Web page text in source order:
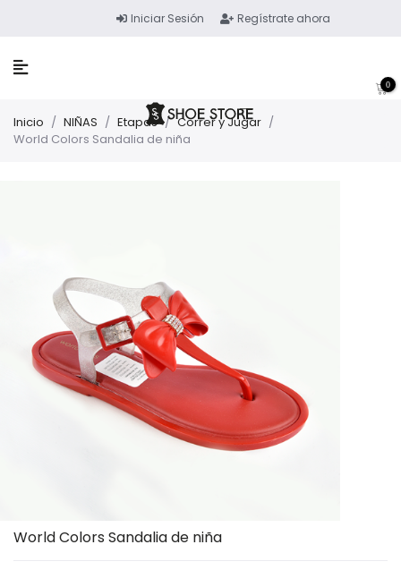
Iniciar Sesión Regístrate ahora
0
Inicio / NIÑAS / Etapas / Correr y Jugar /
World Colors Sandalia de niña
World Colors Sandalia de niña